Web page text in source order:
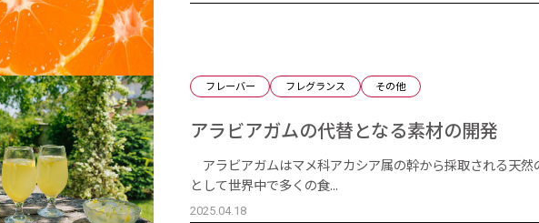
フレーバー フレグランス その他
アラビアガムの代替となる素材の開発
アラビアガムはマメ科アカシア属の幹から採取される天
として世界中で多くの食...
2025.04.18